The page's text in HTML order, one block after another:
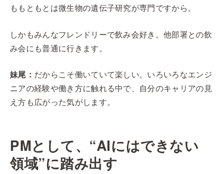
ももともとは微生物の遺伝子研究が専門ですから。
しかもみんなフレンドリーで飲み会好き。他部署との飲
み会にも普通に行きます。
妹尾： だからこそ働いていて楽しい。いろいろなエンジ
ニアの経験や働き方に触れる中で、自分のキャリアの見
え方も広がった気がします。
PMとして、“AIにはできない
領域”に踏み出す